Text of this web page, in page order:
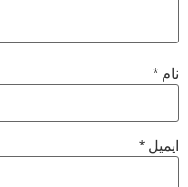
نام *
ایمیل *